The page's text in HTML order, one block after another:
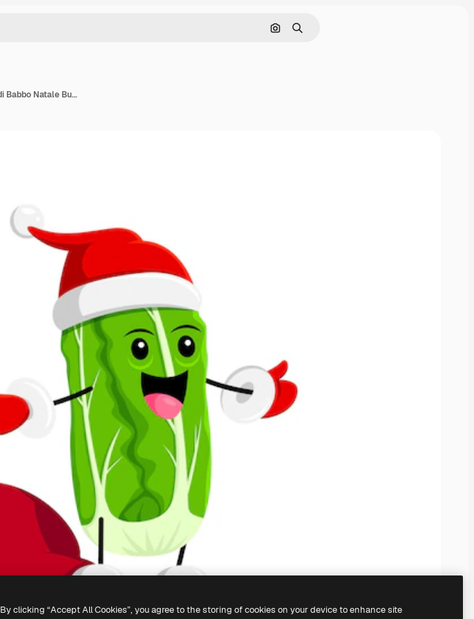
Cerca per immagine
Ricerca
Cartoon pak choi cavolo personaggio vegetale in cappello di Babbo Natale Buon Natale Xmas o felice festa di Capodanno mascotte vettoriale stagione invernale vacanza verdura personaggio allegro con borsa regalo
By clicking “Accept All Cookies”, you agree to the storing of cookies on your device to enhance site